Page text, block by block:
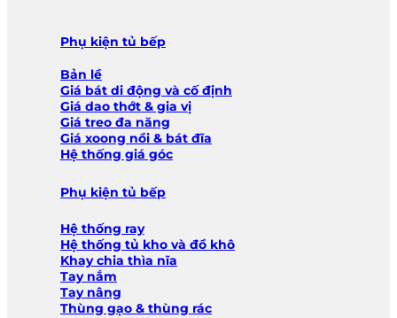
Phụ kiện tủ bếp
Bản lề
Giá bát di động và cố định
Giá dao thớt & gia vị
Giá treo đa năng
Giá xoong nồi & bát đĩa
Hệ thống giá góc
Phụ kiện tủ bếp
Hệ thống ray
Hệ thống tủ kho và đồ khô
Khay chia thìa nĩa
Tay nắm
Tay nâng
Thùng gạo & thùng rác